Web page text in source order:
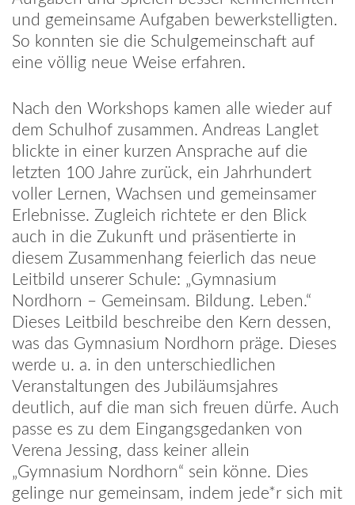
und gemeinsame Aufgaben bewerkstelligten.
So konnten sie die Schulgemeinschaft auf
eine völlig neue Weise erfahren.
Nach den Workshops kamen alle wieder auf
dem Schulhof zusammen. Andreas Langlet
blickte in einer kurzen Ansprache auf die
letzten 100 Jahre zurück, ein Jahrhundert
voller Lernen, Wachsen und gemeinsamer
Erlebnisse. Zugleich richtete er den Blick
auch in die Zukunft und präsentierte in
diesem Zusammenhang feierlich das neue
Leitbild unserer Schule: „Gymnasium
Nordhorn – Gemeinsam. Bildung. Leben.“
Dieses Leitbild beschreibe den Kern dessen,
was das Gymnasium Nordhorn präge. Dieses
werde u. a. in den unterschiedlichen
Veranstaltungen des Jubiläumsjahres
deutlich, auf die man sich freuen dürfe. Auch
passe es zu dem Eingangsgedanken von
Verena Jessing, dass keiner allein
„Gymnasium Nordhorn“ sein könne. Dies
gelinge nur gemeinsam, indem jede*r sich mit